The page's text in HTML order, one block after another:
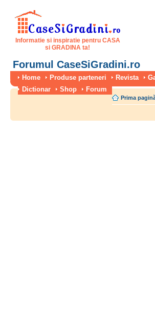
Informatie si inspiratie pentru CASA
si GRADINA ta!
Forumul CaseSiGradini.ro
Home Produse parteneri Revista
Dictionar
Shop Forum
Prima